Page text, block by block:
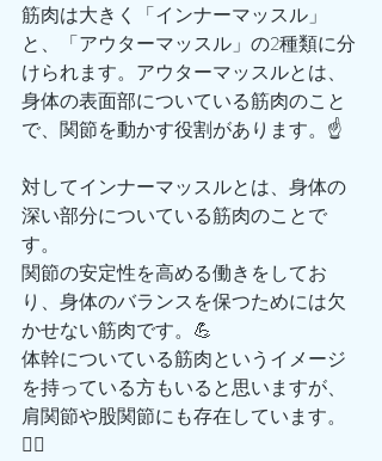
筋肉は大きく「インナーマッスル」
と、「アウターマッスル」の2種類に分
けられます。アウターマッスルとは、
身体の表面部についている筋肉のこと
で、関節を動かす役割があります。☝️
対してインナーマッスルとは、身体の
深い部分についている筋肉のことで
す。
関節の安定性を高める働きをしてお
り、身体のバランスを保つためには欠
かせない筋肉です。💪
体幹についている筋肉というイメージ
を持っている方もいると思いますが、
肩関節や股関節にも存在しています。
🙆‍♂️